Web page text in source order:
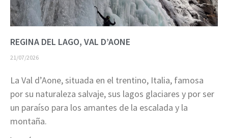
REGINA DEL LAGO, VAL D’AONE
21/07/2026
La Val d’Aone, situada en el trentino, Italia, famosa
por su naturaleza salvaje, sus lagos glaciares y por ser
un paraíso para los amantes de la escalada y la
montaña.